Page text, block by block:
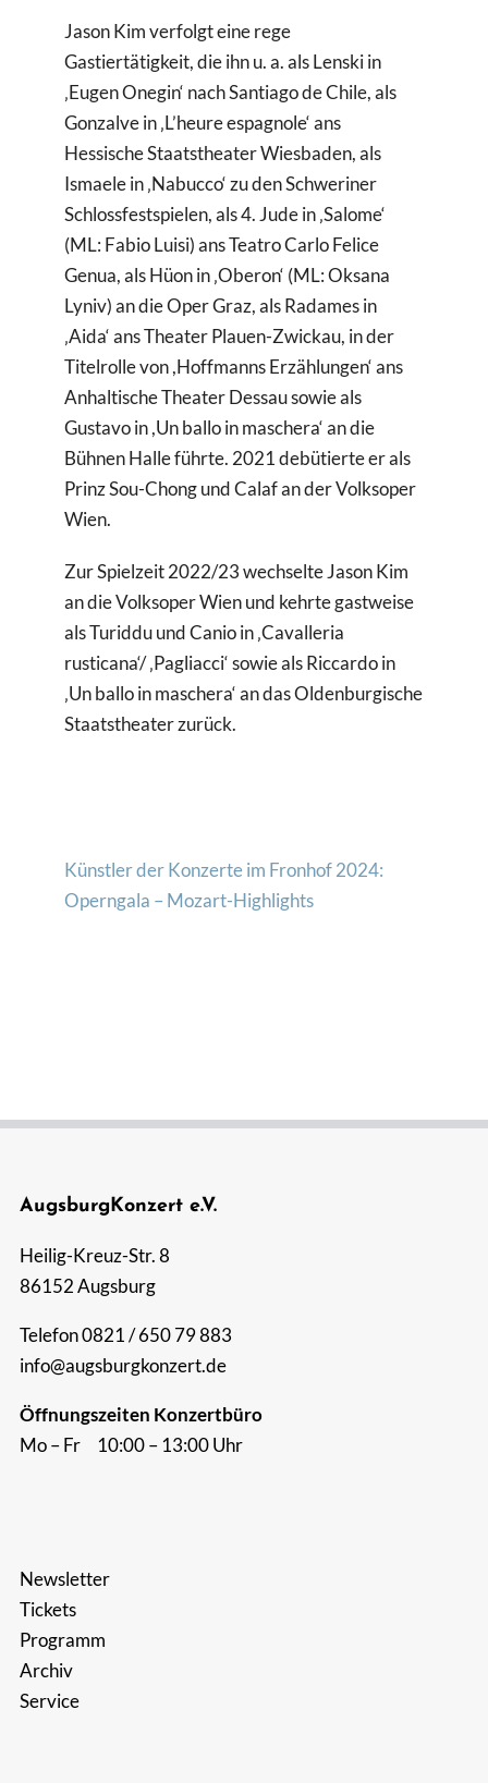
Jason Kim verfolgt eine rege
Gastiertätigkeit, die ihn u. a. als Lenski in
‚Eugen Onegin‘ nach Santiago de Chile, als
Gonzalve in ‚L’heure espagnole‘ ans
Hessische Staatstheater Wiesbaden, als
Ismaele in ‚Nabucco‘ zu den Schweriner
Schlossfestspielen, als 4. Jude in ‚Salome‘
(ML: Fabio Luisi) ans Teatro Carlo Felice
Genua, als Hüon in ‚Oberon‘ (ML: Oksana
Lyniv) an die Oper Graz, als Radames in
‚Aida‘ ans Theater Plauen-Zwickau, in der
Titelrolle von ,Hoffmanns Erzählungen‘ ans
Anhaltische Theater Dessau sowie als
Gustavo in ,Un ballo in maschera‘ an die
Bühnen Halle führte. 2021 debütierte er als
Prinz Sou-Chong und Calaf an der Volksoper
Wien.
Zur Spielzeit 2022/23 wechselte Jason Kim
an die Volksoper Wien und kehrte gastweise
als Turiddu und Canio in ‚Cavalleria
rusticana‘/ ‚Pagliacci‘ sowie als Riccardo in
‚Un ballo in maschera‘ an das Oldenburgische
Staatstheater zurück.
Künstler der Konzerte im Fronhof 2024:
Operngala – Mozart-Highlights
AugsburgKonzert e.V.
Heilig-Kreuz-Str. 8
86152 Augsburg
Telefon 0821 / 650 79 883
info@augsburgkonzert.de
Öffnungszeiten Konzertbüro
Mo – Fr 10:00 – 13:00 Uhr
Newsletter
Tickets
Programm
Archiv
Service